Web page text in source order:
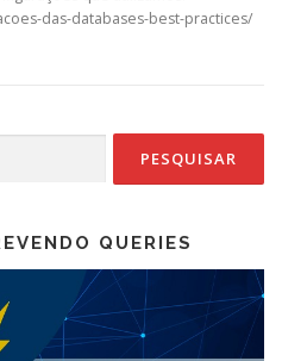
das-databases-best-practices/
QUERIES